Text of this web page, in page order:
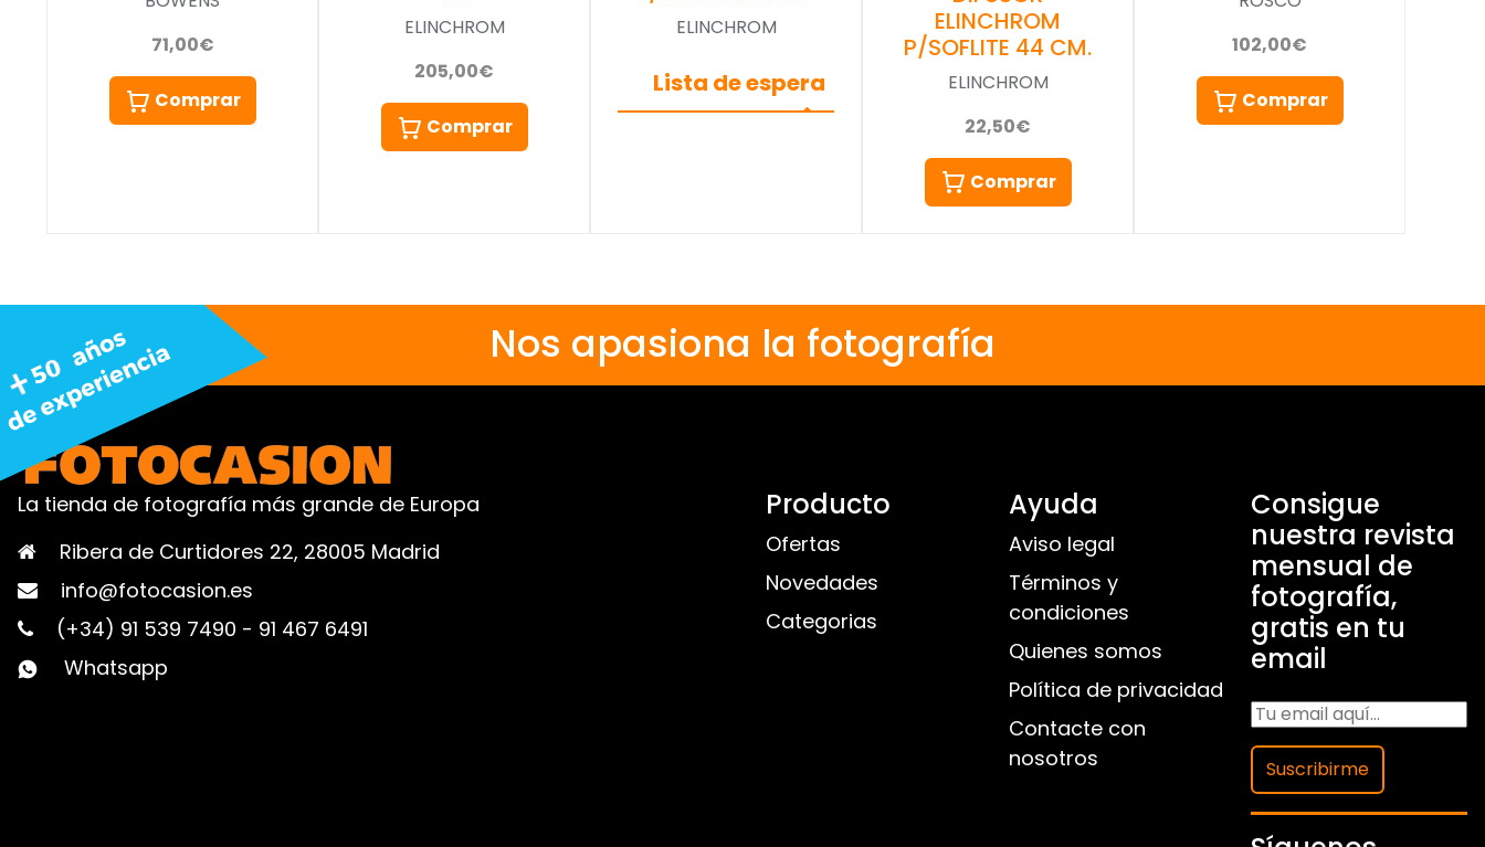
71,00€
Comprar
ELINCHROM
205,00€
Comprar
ELINCHROM
Lista de espera
ELINCHROM
P/SOFLITE 44 CM.
ELINCHROM
22,50€
Comprar
102,00€
Comprar
Nos apasiona la fotografía
La tienda de fotografía más grande de Europa
Ribera de Curtidores 22, 28005 Madrid
info@fotocasion.es
(+34) 91 539 7490 - 91 467 6491
Whatsapp
Producto
Ofertas
Novedades
Categorias
Ayuda
Aviso legal
Términos y
condiciones
Quienes somos
Política de privacidad
Contacte con
nosotros
Consigue
nuestra revista
mensual de
fotografía,
gratis en tu
email
Suscribirme